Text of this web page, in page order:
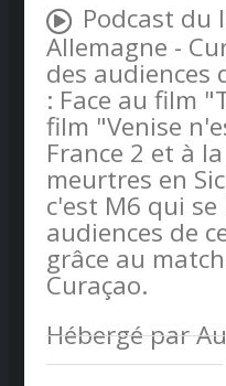
Podcast du
Allemagne -
des audiences
: Face au film
film "Venise
France 2 et à
meurtres en
c'est M6 qui
audiences de
grâce au
Curaçao.
Hébergé par